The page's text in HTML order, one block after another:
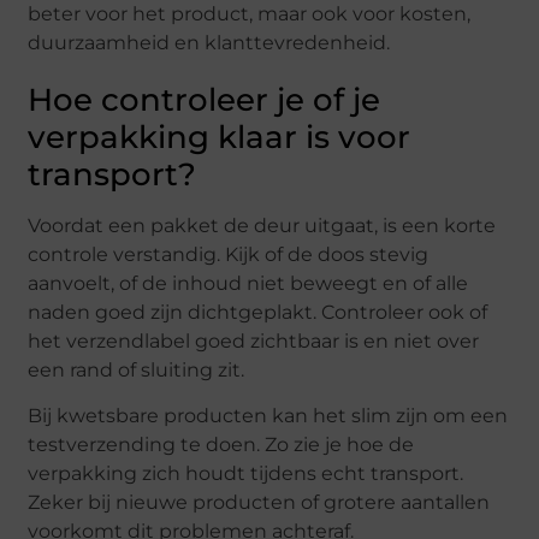
beter voor het product, maar ook voor kosten,
duurzaamheid en klanttevredenheid.
Hoe controleer je of je
verpakking klaar is voor
transport?
Voordat een pakket de deur uitgaat, is een korte
controle verstandig. Kijk of de doos stevig
aanvoelt, of de inhoud niet beweegt en of alle
naden goed zijn dichtgeplakt. Controleer ook of
het verzendlabel goed zichtbaar is en niet over
een rand of sluiting zit.
Bij kwetsbare producten kan het slim zijn om een
testverzending te doen. Zo zie je hoe de
verpakking zich houdt tijdens echt transport.
Zeker bij nieuwe producten of grotere aantallen
voorkomt dit problemen achteraf.